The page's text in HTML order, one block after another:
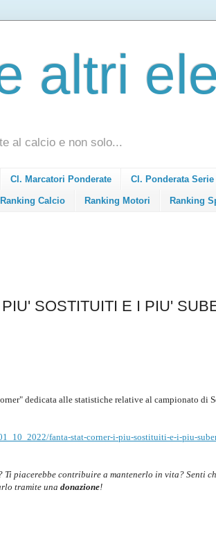
altri
al calcio e non solo...
Cl. Marcatori Ponderate Cl. Ponderata
Ranking Calcio Ranking Motori Ranking
SOSTITUITI E I PIU'
dedicata alle statistiche relative al campionato di
fanta-stat-corner-i-piu-sostituiti-e-i-piu-
piacerebbe contribuire a mantenerlo in vita? Senti
tramite una donazione!